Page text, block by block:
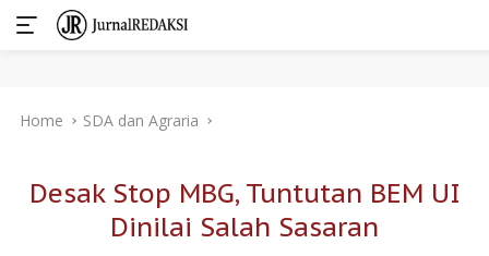
Home SDA dan Agraria
Desak Stop MBG, Tuntutan BEM UI
Dinilai Salah Sasaran